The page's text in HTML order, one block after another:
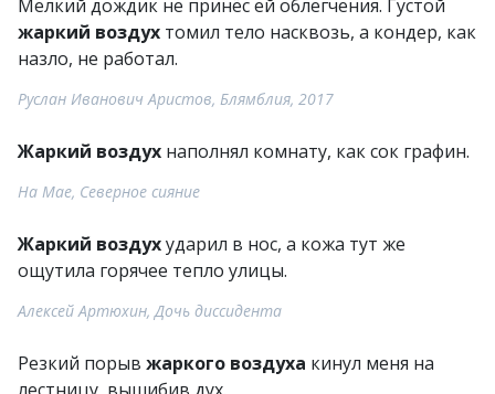
Мелкий дождик не принёс ей облегчения. Густой
жаркий воздух томил тело насквозь, а кондер, как
назло, не работал.
Руслан Иванович Аристов, Блямблия, 2017
Жаркий воздух наполнял комнату, как сок графин.
На Мае, Северное сияние
Жаркий воздухударил в нос, а кожа тут же
ощутила горячее тепло улицы.
Алексей Артюхин, Дочь диссидента
Резкий порыв жаркого воздуха кинул меня на